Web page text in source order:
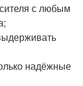
с любым
надёжные